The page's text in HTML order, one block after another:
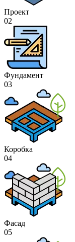
Проект
02
Фундамент
03
Коробка
04
Фасад
05